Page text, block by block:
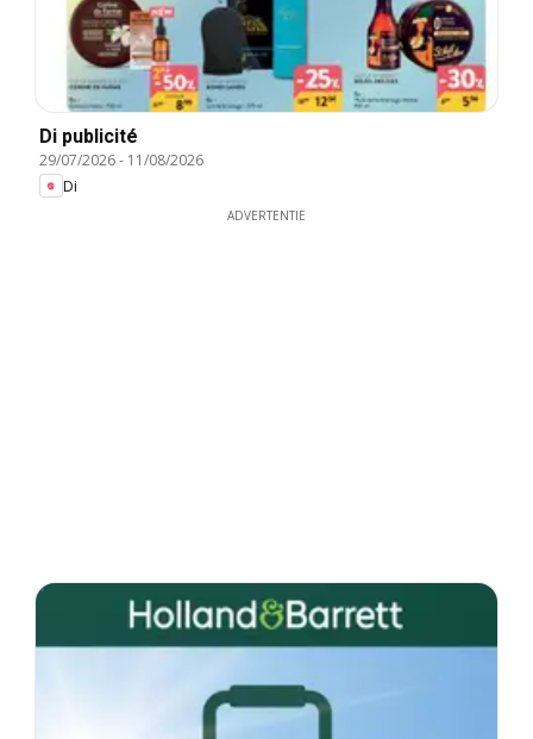
Di publicité
29/07/2026- 11/08/2026
Di
ADVERTENTIE